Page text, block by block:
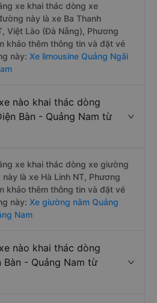
xe khai thác dòng xe
này là xe Ba Thanh
Việt Lào (Đà Nẵng), Phương
khảo thêm thông tin và đặt vé
này: Xe limousine Quảng Ngãi
nào khai thác dòng
Bàn - Quảng Nam từ
xe khai thác dòng xe giường
là xe Hà Linh NT, Phương
khảo thêm thông tin và đặt vé
này: Xe giường nằm Quảng
Nam
nào khai thác dòng
- Quảng Nam từ